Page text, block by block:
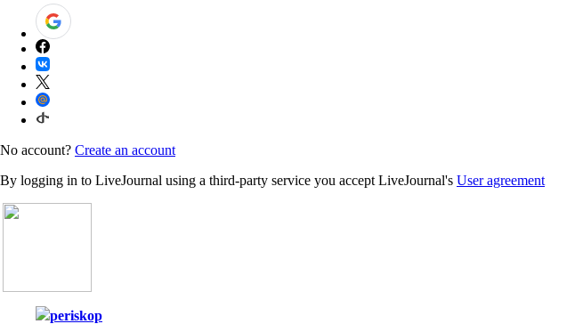
No account? Create an account
By logging in to LiveJournal using a third-party service you accept LiveJournal's User agreement
periskop